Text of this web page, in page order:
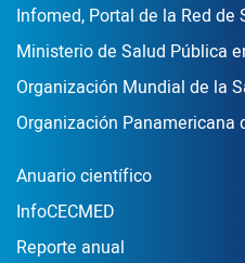
Enlace Footer3
Infomed, Portal de la Red de
Ministerio de Salud Pública
Organización Mundial de la
Organización Panamericana
Publicaciones
Anuario científico
InfoCECMED
Reporte anual